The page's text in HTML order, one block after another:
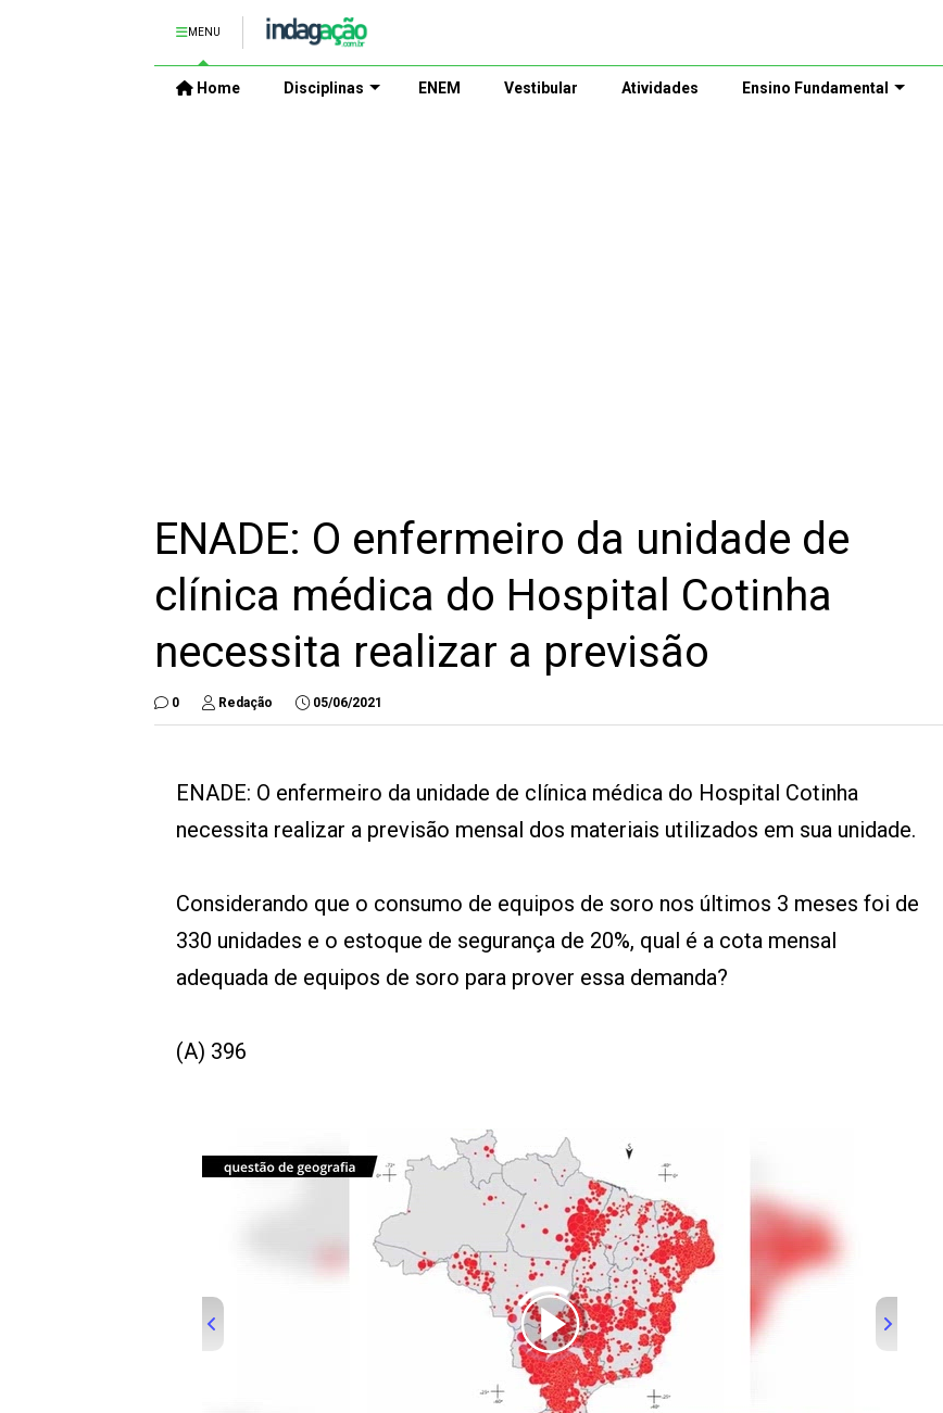
MENU
Home Disciplinas ENEM Vestibular Atividades Ensino Fundamental
ENADE: O enfermeiro da unidade de
clínica médica do Hospital Cotinha
necessita realizar a previsão
0 Redação 05/06/2021
ENADE: O enfermeiro da unidade de clínica médica do Hospital Cotinha
necessita realizar a previsão mensal dos materiais utilizados em sua unidade.
Considerando que o consumo de equipos de soro nos últimos 3 meses foi de
330 unidades e o estoque de segurança de 20%, qual é a cota mensal
adequada de equipos de soro para prover essa demanda?
(A) 396